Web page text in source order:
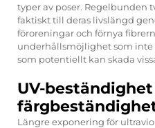
typer av poser. Regelbunden
faktiskt till deras livslängd
föroreningar och förnya
underhållsmöjlighet som inte
som potentiellt kan skada
UV-
Längre exponering för